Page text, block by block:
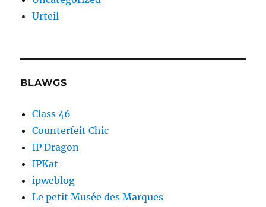
Urteil
BLAWGS
Class 46
Counterfeit Chic
IP Dragon
IPKat
ipweblog
Le petit Musée des Marques